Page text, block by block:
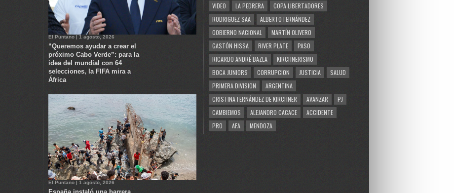
El Puntano | 1 agosto, 2026
“Queremos ayudar a crear el
próximo Cabo Verde”: para la
idea del mundial con 64
selecciones, la FIFA mira a
África
El Puntano | 1 agosto, 2026
VIDEO
LA PEDRERA
COPA LIBERTADORES
RODRIGUEZ SAA
ALBERTO FERNÁNDEZ
GOBIERNO NACIONAL
MARTÍN OLIVERO
GASTÓN HISSA
RIVER PLATE
PASO
RICARDO ANDRÉ BAZLA
KIRCHNERISMO
BOCA JUNIORS
CORRUPCION JUSTICIA
SALUD
PRIMERA DIVISION
ARGENTINA
CRISTINA FERNÁNDEZ DE KIRCHNER
AVANZAR
PJ
CAMBIEMOS
ALEJANDRO CACACE
ACCIDENTE
PRO
AFA MENDOZA